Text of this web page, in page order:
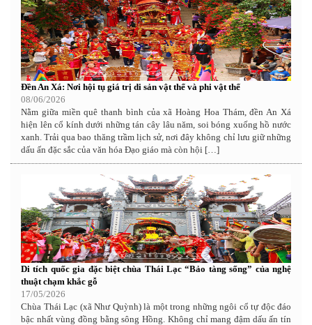
Đền An Xá: Nơi hội tụ giá trị di sản vật thể và phi vật thể
08/06/2026
Nằm giữa miền quê thanh bình của xã Hoàng Hoa Thám, đền An Xá
hiện lên cổ kính dưới những tán cây lâu năm, soi bóng xuống hồ nước
xanh. Trải qua bao thăng trầm lịch sử, nơi đây không chỉ lưu giữ những
dấu ấn đặc sắc của văn hóa Đạo giáo mà còn hội […]
Di tích quốc gia đặc biệt chùa Thái Lạc “Bảo tàng sống” của nghệ
thuật chạm khắc gỗ
17/05/2026
Chùa Thái Lạc (xã Như Quỳnh) là một trong những ngôi cổ tự độc đáo
bậc nhất vùng đồng bằng sông Hồng. Không chỉ mang đậm dấu ấn tín